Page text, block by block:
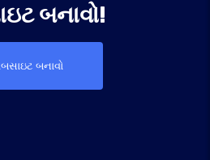
બનાવો!
બનાવો